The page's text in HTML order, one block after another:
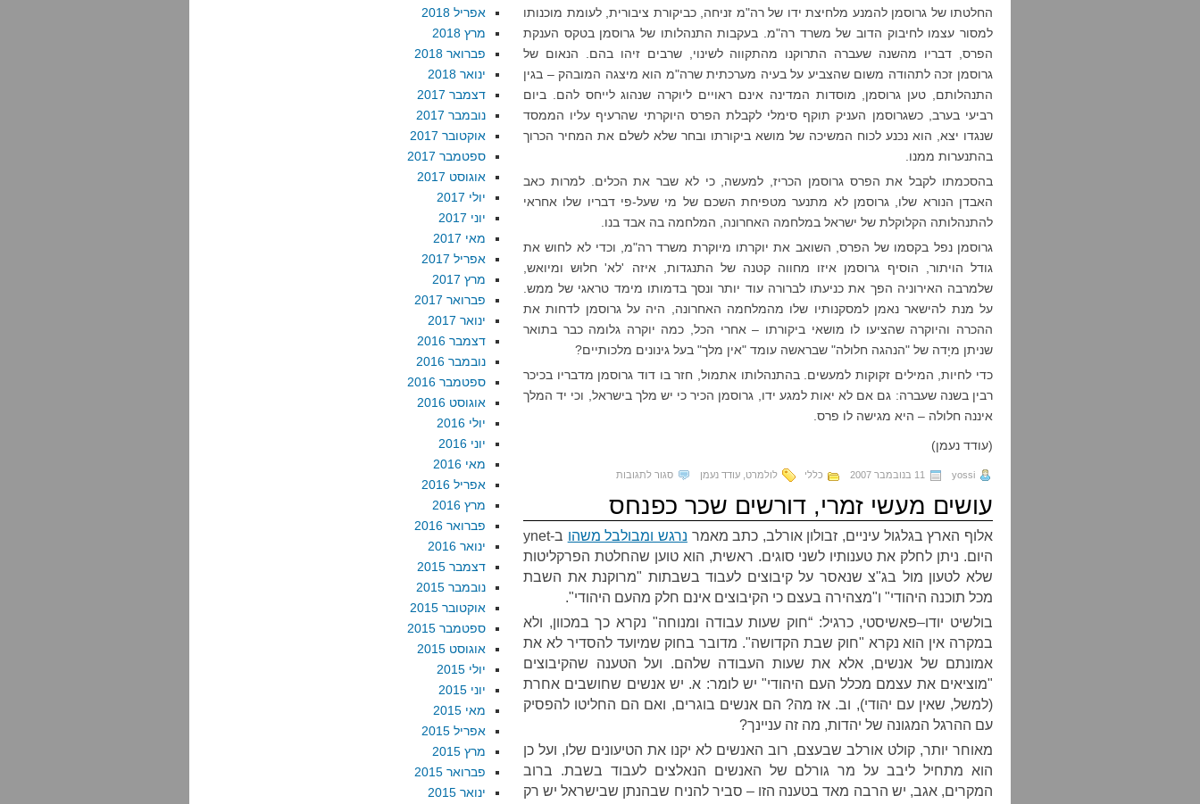
החלטתו של גרוסמן להמנע מלחיצת ידו של רה"מ זניחה, כביקורת ציבורית, לעומת מוכנותו
למסור עצמו לחיבוק הדוב של משרד רה"מ. בעקבות התנהלותו של גרוסמן בטקס הענקת
הפרס, דבריו מהשנה שעברה התרוקנו מהתקווה לשינוי, שרבים זיהו בהם. הנאום של
גרוסמן זכה לתהודה משום שהצביע על בעיה מערכתית שרה"מ הוא מיצגה המובהק – בגין
התנהלותם, טען גרוסמן, מוסדות המדינה אינם ראויים ליוקרה שנהוג לייחס להם. ביום
רביעי בערב, כשגרוסמן העניק תוקף סימלי לקבלת הפרס היוקרתי שהרעיף עליו הממסד
שנגדו יצא, הוא נכנע לכוח המשיכה של מושא ביקורתו ובחר שלא לשלם את המחיר הכרוך
בהתנערות ממנו.
בהסכמתו לקבל את הפרס גרוסמן הכריז, למעשה, כי לא שבר את הכלים. למרות כאב
האבדן הנורא שלו, גרוסמן לא מתנער מטפיחת השכם של מי שעל-פי דבריו שלו אחראי
להתנהלותה הקלוקלת של ישראל במלחמה האחרונה, המלחמה בה אבד בנו.
גרוסמן נפל בקסמו של הפרס, השואב את יוקרתו מיוקרת משרד רה"מ, וכדי לא לחוש את
גודל הויתור, הוסיף גרוסמן איזו מחווה קטנה של התנגדות, איזה 'לא' חלוּש ומיואש,
שלמרבה האירוניה הפך את כניעתו לברורה עוד יותר ונסך בדמותו מימד טראגי של ממש.
על מנת להישאר נאמן למסקנותיו שלו מהמלחמה האחרונה, היה על גרוסמן לדחות את
ההכרה והיוקרה שהציעו לו מושאי ביקורתו – אחרי הכל, כמה יוקרה גלומה כבר בתואר
שניתן מיָדה של "הנהגה חלולה" שבראשה עומד "אין מלך" בעל גינונים מלכותיים?
כדי לחיות, המילים זקוקות למעשים. בהתנהלותו אתמול, חזר בו דוד גרוסמן מדבריו בכיכר
רבין בשנה שעברה: גם אם לא יאות למגע ידו, גרוסמן הכיר כי יש מלך בישראל, וכי יד המלך
איננה חלולה – היא מגישה לו פרס.
(עודד נעמן)
yossi 11 בנובמבר 2007 כללי לולמרט עודד נעמן סגור לתגובותעל
אומר
'לא',
למה
הוא
מתכוון?
עושים מעשי זמרי, דורשים שכר כפנחס
אלוף הארץ בגלגול עיניים, זבולון אורלב, כתב מאמר נרגש ומבולבל משהו ב-ynet
היום. ניתן לחלק את טענותיו לשני סוגים. ראשית, הוא טוען שהחלטת הפרקליטות
שלא לטעון מול בג"צ שנאסר על קיבוצים לעבוד בשבתות "מרוקנת את השבת
מכל תוכנה היהודי" ו"מצהירה בעצם כי הקיבוצים אינם חלק מהעם היהודי".
בולשיט יודו–פאשיסטי,כרגיל: “חוק שעות עבודה ומנוחה" נקרא כך במכוון, ולא
במקרה אין הוא נקרא "חוק שבת הקדושה". מדובר בחוק שמיועד להסדיר לא את
אמונתם של אנשים,אלא את שעות העבודה שלהם. ועל הטענה שהקיבוצים
"מוציאים את עצמם מכלל העם היהודי" יש לומר: א. יש אנשים שחושבים אחרת
(למשל, שאין עם יהודי), וב. אז מה? הם אנשים בוגרים, ואם הם החליטו להפסיק
עם ההרגל המגונה של יהדות, מה זה עניינך?
מאוחר יותר, קולט אורלב שבעצם, רוב האנשים לא יקנו את הטיעונים שלו, ועל כן
הוא מתחיל ליבב על מר גורלם של האנשים הנאלצים לעבוד בשבת. ברוב
המקרים,אגב, יש הרבה מאד בטענה הזו – סביר להניח שבהנתן שבישראל יש רק
אפריל 2018
מרץ 2018
פברואר 2018
ינואר 2018
דצמבר 2017
נובמבר 2017
אוקטובר 2017
ספטמבר 2017
אוגוסט 2017
יולי 2017
יוני 2017
מאי 2017
אפריל 2017
מרץ 2017
פברואר 2017
ינואר 2017
דצמבר 2016
נובמבר 2016
ספטמבר 2016
אוגוסט 2016
יולי 2016
יוני 2016
מאי 2016
אפריל 2016
מרץ 2016
פברואר 2016
ינואר 2016
דצמבר 2015
נובמבר 2015
אוקטובר 2015
ספטמבר 2015
אוגוסט 2015
יולי 2015
יוני 2015
מאי 2015
אפריל 2015
מרץ 2015
פברואר 2015
ינואר 2015